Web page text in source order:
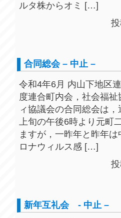
ルタ株からオミ […]
合同総会 – 中止 –
令和4年6月 内山下地区
度連合町内会，社会福
ィ協議会の合同総会は
上旬の午後6時より元町
ますが，一昨年と昨年
ロナウィルス感 […]
新年互礼会 - 中止 –